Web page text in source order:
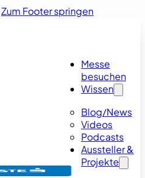
Zum Footer springen
Messe
besuchen
Wissen
Blog/News
Videos
Podcasts
Aussteller &
Projekte